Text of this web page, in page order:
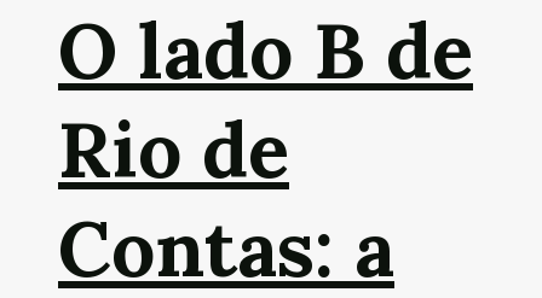
O lado B de
Rio de
Contas: a